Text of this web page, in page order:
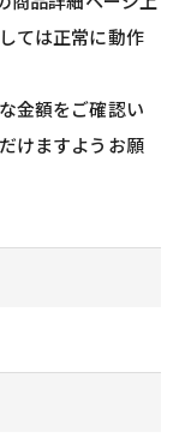
ては正常に動作
金額をご確認い
けますようお願